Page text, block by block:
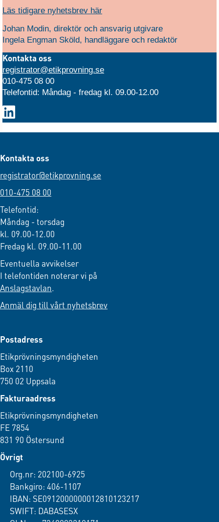
Läs tidigare nyhetsbrev här
Johan Modin, direktör och ansvarig utgivare
Ingela Engman Sköld, handläggare och redaktör
Kontakta oss
registrator@etikprovning.se
010-475 08 00
Telefontid: Måndag - fredag kl. 09.00-12.00
Kontakta oss
registrator@etikprovning.se
010-475 08 00
Telefontid:
Måndag - torsdag
kl. 09.00-12.00
Fredag kl. 09.00-11.00
Eventuella avvikelser
I telefontiden noterar vi på
Anslagstavlan.
Anmäl dig till vårt nyhetsbrev
Postadress
Etikprövningsmyndigheten
Box 2110
750 02 Uppsala
Fakturaadress
Etikprövningsmyndigheten
FE 7854
831 90 Östersund
Övrigt
Org.nr: 202100-6925
Bankgiro: 406-1107
IBAN: SE0912000000012810123217
SWIFT: DABASESX